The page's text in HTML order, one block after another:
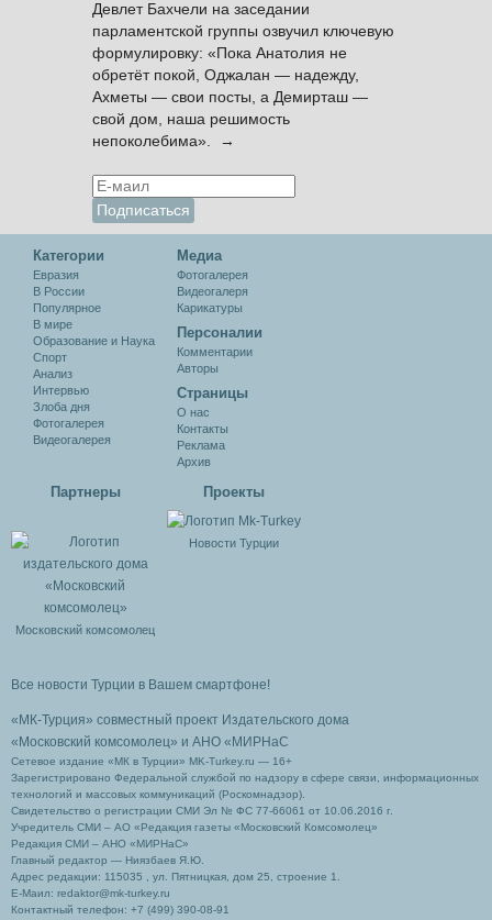
Девлет Бахчели на заседании
парламентской группы озвучил ключевую
формулировку: «Пока Анатолия не
обретёт покой, Оджалан — надежду,
Ахметы — свои посты, а Демирташ —
свой дом, наша решимость
непоколебима». →
Категории
Евразия
В России
Популярное
В мире
Образование и Наука
Спорт
Анализ
Интервью
Злоба дня
Фотогалерея
Видеогалерея
Медиа
Фотогалерея
Видеогалеря
Карикатуры
Персоналии
Комментарии
Авторы
Cтраницы
О нас
Контакты
Реклама
Архив
Партнеры
Московский комсомолец
Проекты
Новости Турции
Все новости Турции в Вашем смартфоне!
«МК-Турция» совместный проект Издательского дома
«Московский комсомолец» и АНО «МИРНаС
Сетевое издание «МК в Турции» MK-Turkey.ru — 16+
Зарегистрировано Федеральной службой по надзору в сфере связи, информационных
технологий и массовых коммуникаций (Роскомнадзор).
Свидетельство о регистрации СМИ Эл № ФС 77-66061 от 10.06.2016 г.
Учредитель СМИ – АО «Редакция газеты «Московский Комсомолец»
Редакция СМИ – АНО «МИРНаС»
Главный редактор — Ниязбаев Я.Ю.
Адрес редакции: 115035 , ул. Пятницкая, дом 25, строение 1.
Е-Маил: redaktor@mk-turkey.ru
Контактный телефон: +7 (499) 390-08-91